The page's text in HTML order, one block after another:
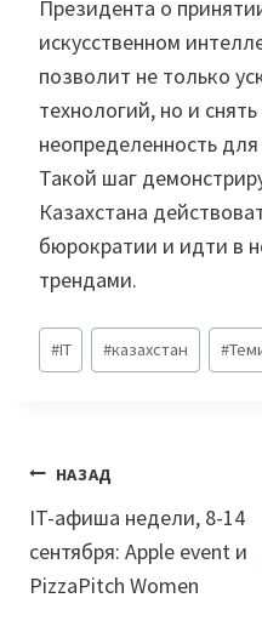
Президента о
искусственном
позволит не только
технологий, но и
неопределенность
Такой шаг
Казахстана
бюрократии и идти в
трендами.
Метки
записи:
#IT #казахстан #
Навигация
по
записям
НАЗАД
IT-афиша недели, 8-14
сентября: Apple event и
PizzaPitch Women